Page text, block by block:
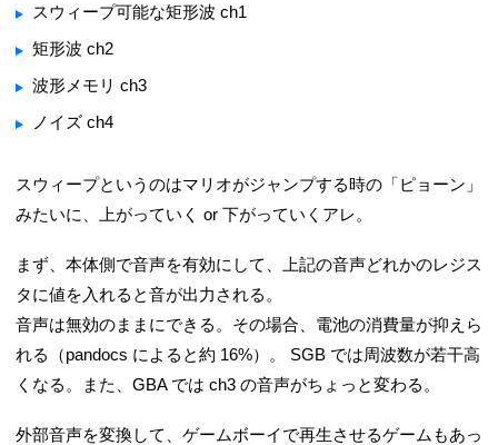
スウィープ可能な矩形波 ch1
矩形波 ch2
波形メモリ ch3
ノイズ ch4
スウィープというのはマリオがジャンプする時の「ピョーン」
みたいに、上がっていく or 下がっていくアレ。
まず、本体側で音声を有効にして、上記の音声どれかのレジス
タに値を入れると音が出力される。
音声は無効のままにできる。その場合、電池の消費量が抑えら
れる（pandocs によると約 16%）。 SGB では周波数が若干高
くなる。また、GBA では ch3 の音声がちょっと変わる。
外部音声を変換して、ゲームボーイで再生させるゲームもあっ